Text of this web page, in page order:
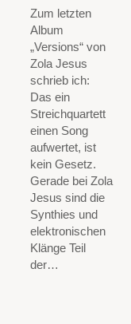
Zum letzten
Album
„Versions“ von
Zola Jesus
schrieb ich:
Das ein
Streichquartett
einen Song
aufwertet, ist
kein Gesetz.
Gerade bei Zola
Jesus sind die
Synthies und
elektronischen
Klänge Teil
der…